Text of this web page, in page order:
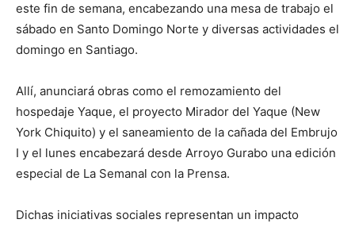
este fin de semana, encabezando una mesa de trabajo el
sábado en Santo Domingo Norte y diversas actividades el
domingo en Santiago.
Allí, anunciará obras como el remozamiento del
hospedaje Yaque, el proyecto Mirador del Yaque (New
York Chiquito) y el saneamiento de la cañada del Embrujo
I y el lunes encabezará desde Arroyo Gurabo una edición
especial de La Semanal con la Prensa.
Dichas iniciativas sociales representan un impacto